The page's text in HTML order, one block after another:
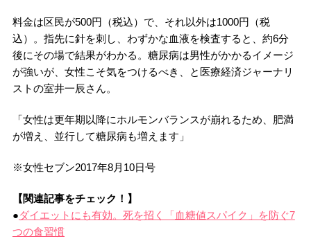
料金は区民が500円（税込）で、それ以外は1000円（税
込）。指先に針を刺し、わずかな血液を検査すると、約6分
後にその場で結果がわかる。糖尿病は男性がかかるイメージ
が強いが、女性こそ気をつけるべき、と医療経済ジャーナリ
ストの室井一辰さん。
「女性は更年期以降にホルモンバランスが崩れるため、肥満
が増え、並行して糖尿病も増えます」
※女性セブン2017年8月10日号
【関連記事をチェック！】
●ダイエットにも有効。死を招く「血糖値スパイク」を防ぐ7
つの食習慣